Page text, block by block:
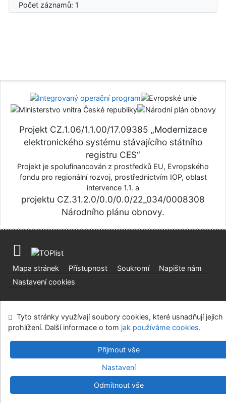
Počet záznamů: 1
Projekt CZ.1.06/1.1.00/17.09385 „Modernizace
elektronického systému stávajícího státního
registru CES“
Projekt je spolufinancován z prostředků EU, Evropského
fondu pro regionální rozvoj, prostřednictvím IOP, oblast
intervence 1.1. a
projektu CZ.31.2.0/0.0/0.0/22_034/0008308
Národního plánu obnovy.
Mapa stránek Přístupnost Soukromí
Napište nám
Nastavení cookies
©1993-2026 IPACv.4.8.63a- Cosmotron Bohemia, s.r.o.
Tyto stránky využívají soubory cookies, které usnadňují jejich
prohlížení. Další informace o tom jak používáme cookies.
Přijmout vše
Nastavení
Odmítnout vše